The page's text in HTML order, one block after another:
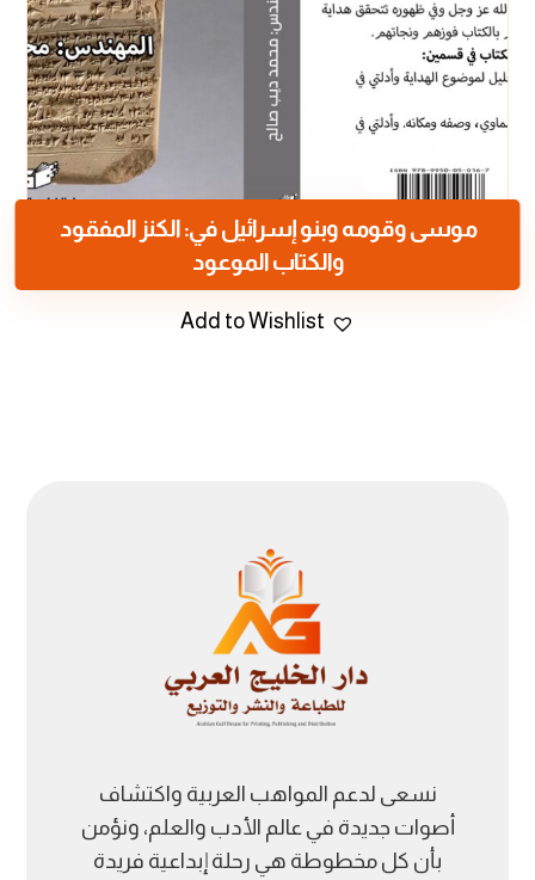
موسى وقومه وبنو إسرائيل في: الكنز المفقود
والكتاب الموعود
Add to Wishlist
نسعى لدعم المواهب العربية واكتشاف
أصوات جديدة في عالم الأدب والعلم، ونؤمن
بأن كل مخطوطة هي رحلة إبداعية فريدة